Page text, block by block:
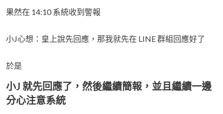
果然在 14:10 系統收到警報
小J心想：皇上說先回應，那我就先在 LINE 群組回應好了
於是
小J 就先回應了，然後繼續簡報，並且繼續一邊
分心注意系統